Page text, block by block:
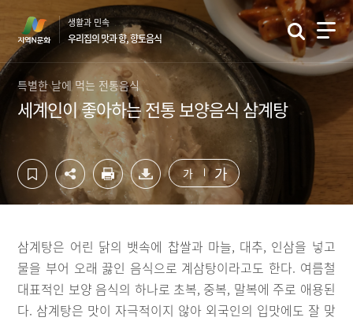
영
역
생활과 민속
우리집의 맛과 향, 향토음식
특별한 날에 먹는 전통음식
세계인이 좋아하는 전통 보양음식 삼계탕
가 가
삼계탕은 어린 닭의 뱃속에 찹쌀과 마늘, 대추, 인삼을 넣고
물을 부어 오래 끓인 음식으로 계삼탕이라고도 한다. 여름철
대표적인 보양 음식의 하나로 초복, 중복, 말복에 주로 애용된
다. 삼계탕은 맛이 자극적이지 않아 외국인의 입맛에도 잘 맞